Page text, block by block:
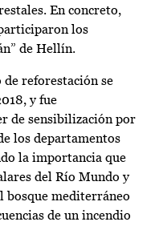
En concreto,
los
de Hellín.
reforestación se
y fue
de sensibilización por
los departamentos
la importancia que
del Río Mundo y
bosque mediterráneo
de un incendio